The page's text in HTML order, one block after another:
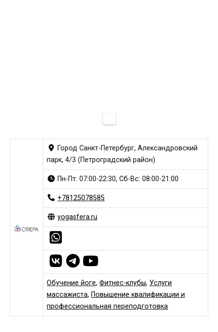
Город Санкт-Петербург, Александровский
парк, 4/3 (Петроградский район)
Пн-Пт: 07:00-22:30, Сб-Вс: 08:00-21:00
+78125078585
yogasfera.ru
Обучение йоге,Фитнес-клубы,Услуги
массажиста, Повышение квалификации и
профессиональная переподготовка